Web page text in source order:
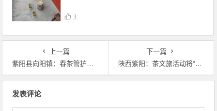
3
上一篇
紫阳县向阳镇：春茶管护正当时 茶业发展焕新姿
下一篇
陕西紫阳：茶文旅活动将“节会流量”转化为“经济增量”
发表评论